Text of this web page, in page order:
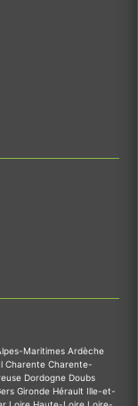
Maritimes Ardèche
Charente Charente-
Dordogne Doubs
Gironde Hérault Ille-et-